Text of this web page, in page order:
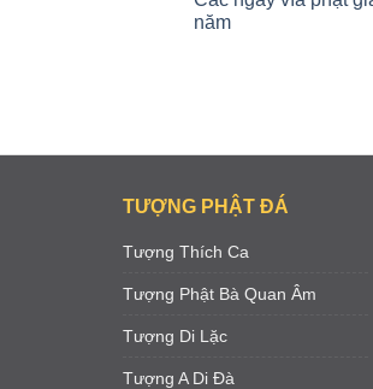
năm
TƯỢNG PHẬT ĐÁ
Tượng Thích Ca
Tượng Phật Bà Quan Âm
Tượng Di Lặc
Tượng A Di Đà